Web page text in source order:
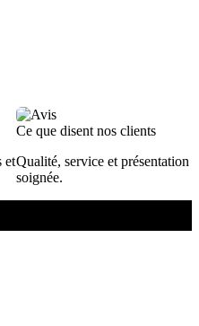
et
Ce que disent nos clients
Qualité, service et présentation
soignée.